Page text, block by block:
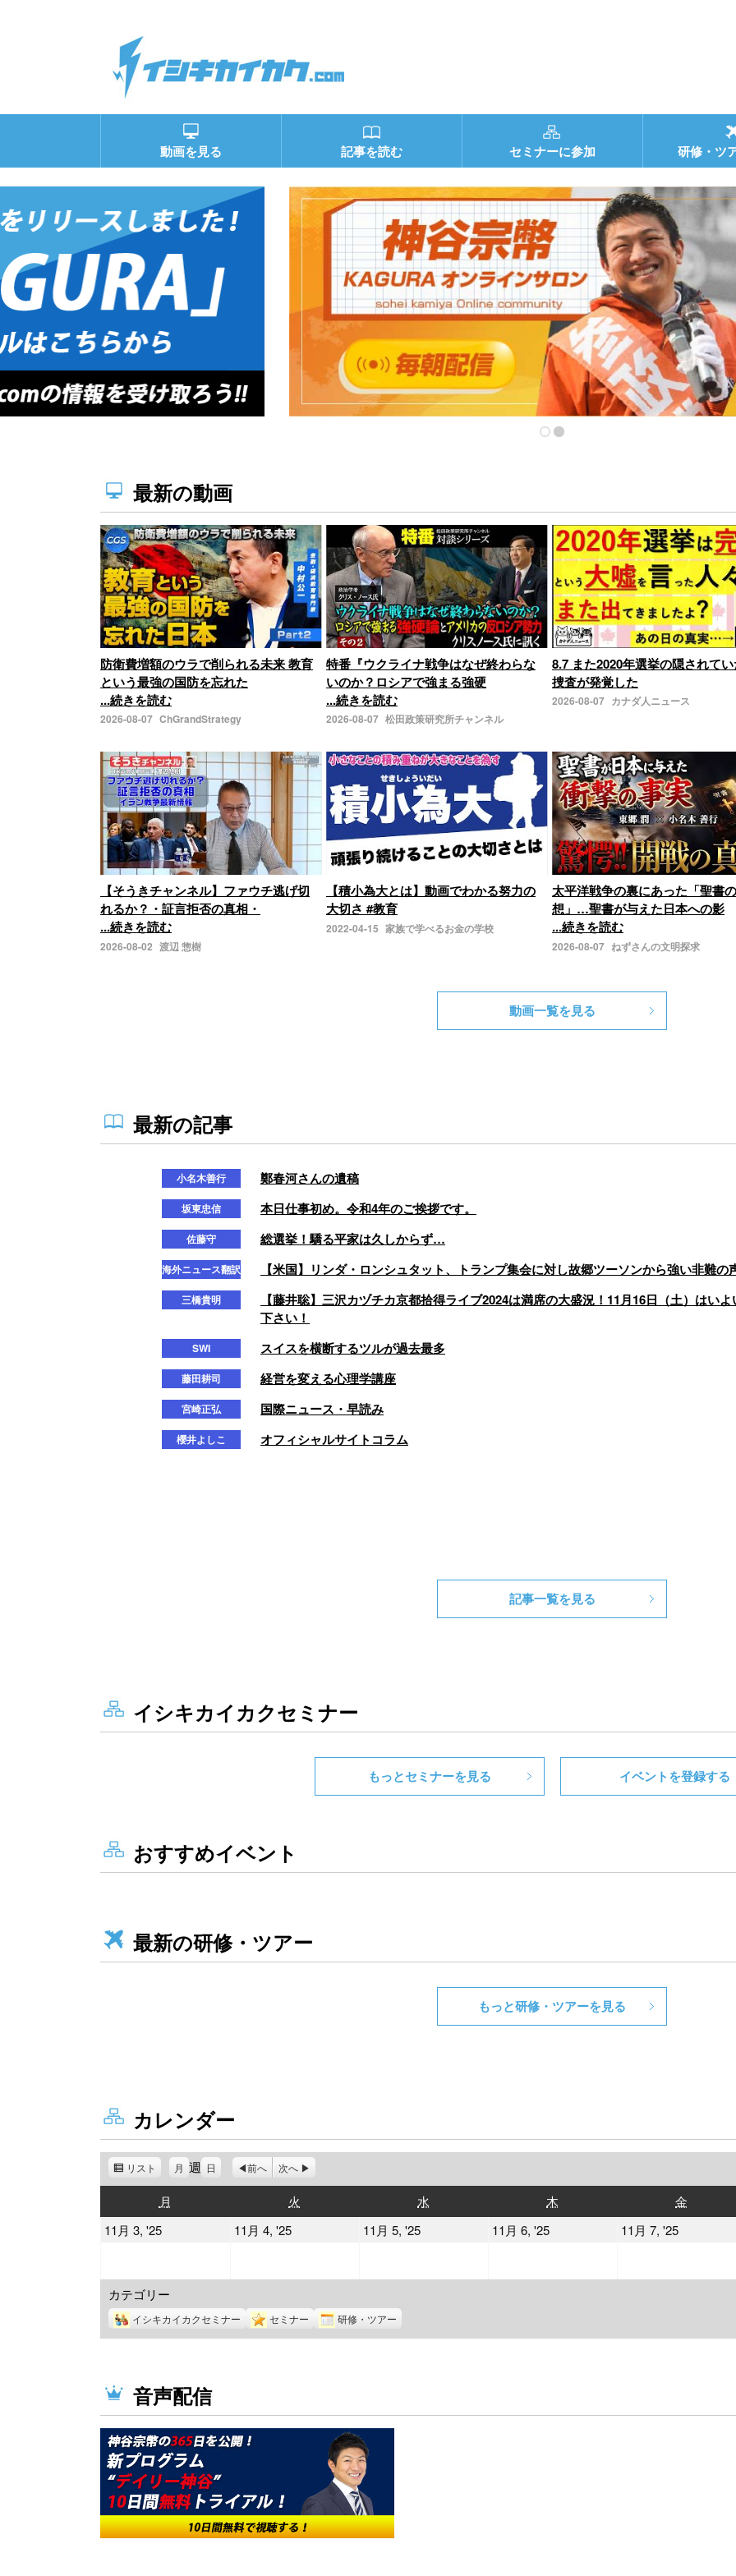
動画を見る 記事を読む セミナーに参加 研修・ツ
最新の動画
防衛費増額のウラで削られる未来 教育
という最強の国防を忘れた
...続きを読む
2026-08-07 ChGrandStrategy
特番『ウクライナ戦争はなぜ終わらな
いのか？ロシアで強まる強硬
...続きを読む
2026-08-07 松田政策研究所チャンネル
8.7 また2020年選挙の隠されて
捜査が発覚した
2026-08-07 カナダ人ニュース
【そうきチャンネル】ファウチ逃げ切
れるか？・証言拒否の真相・
...続きを読む
2026-08-02 渡辺 惣樹
【積小為大とは】動画でわかる努力の
大切さ #教育
2022-04-15 家族で学べるお金の学校
太平洋戦争の裏にあった「聖書
想」…聖書が与えた日本への影
...続きを読む
2026-08-07 ねずさんの文明探求
動画一覧を見る
最新の記事
記事一覧を見る
イシキカイカクセミナー
もっとセミナーを見る イベントを登録する
おすすめイベント
最新の研修・ツアー
もっと研修・ツアーを見る
カレンダー
リスト 月 週 日 前へ 次へ
月
曜
火
曜
水
曜
木
曜
金
曜
11月 3, '252025
11
月
3
日
11月 4, '252025
11
4
日
11月 5, '252025
11
日
11月 6, '252025
11
日
11月 7, '252025
11
日
カテゴリー
イシキカイカクセミナー セミナー 研修・ツアー
音声配信